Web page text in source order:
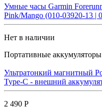
Умные часы Garmin
Pink/Mango (010-03920-13 |
Нет в наличии
Портативные аккумуляторы
Ультратонкий магнитный
Type-C - внешний
2 490 Р